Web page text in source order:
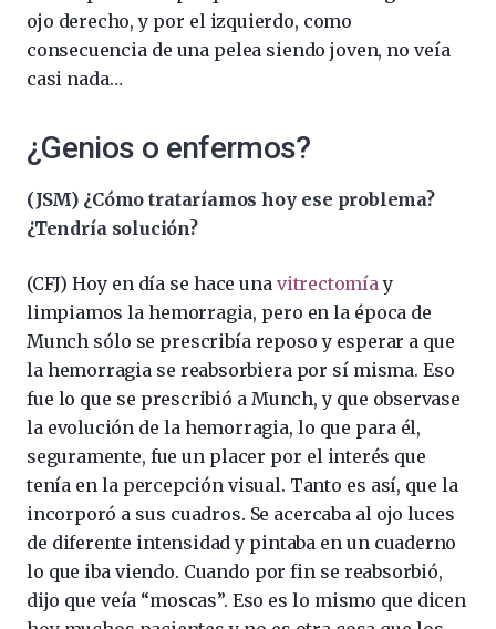
ojo derecho, y por el izquierdo, como
consecuencia de una pelea siendo joven, no veía
casi nada…
¿Genios o enfermos?
(JSM) ¿Cómo trataríamos hoy ese problema?
¿Tendría solución?
(CFJ) Hoy en día se hace unavitrectomía y
limpiamos la hemorragia, pero en la época de
Munch sólo se prescribía reposo y esperar a que
la hemorragia se reabsorbiera por sí misma. Eso
fue lo que se prescribió a Munch, y que observase
la evolución de la hemorragia, lo que para él,
seguramente, fue un placer por el interés que
tenía en la percepción visual. Tanto es así, que la
incorporó a sus cuadros. Se acercaba al ojo luces
de diferente intensidad y pintaba en un cuaderno
lo que iba viendo. Cuando por fin se reabsorbió,
dijo que veía “moscas”. Eso es lo mismo que dicen